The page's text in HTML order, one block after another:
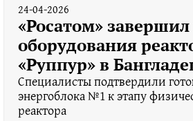
24-04-2026
«Росатом»
оборудования
«Руппур» в
Специалисты подтвердили
энергоблока №1 к этапу
реактора